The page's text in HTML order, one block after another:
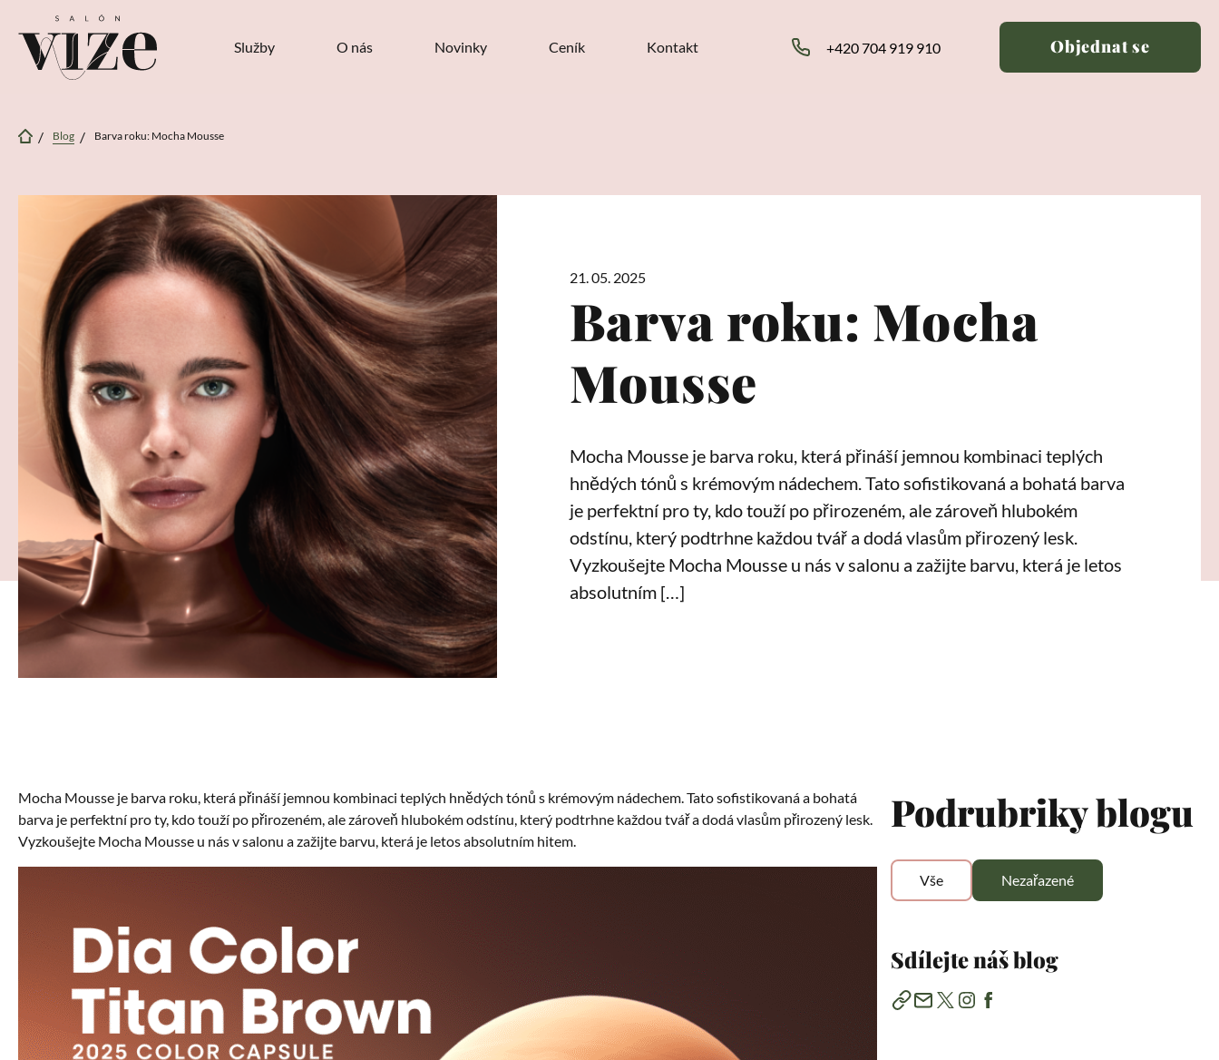
Služby O nás Novinky Ceník Kontakt +420 704 919 910 Objednat se
Blog Barva roku: Mocha Mousse
21. 05. 2025
Barva roku: Mocha
Mousse
Mocha Mousse je barva roku, která přináší jemnou kombinaci teplých
hnědých tónů s krémovým nádechem. Tato sofistikovaná a bohatá barva
je perfektní pro ty, kdo touží po přirozeném, ale zároveň hlubokém
odstínu, který podtrhne každou tvář a dodá vlasům přirozený lesk.
Vyzkoušejte Mocha Mousse u nás v salonu a zažijte barvu, která je letos
absolutním […]
Mocha Mousse je barva roku, která přináší jemnou kombinaci teplých hnědých tónů s krémovým nádechem. Tato sofistikovaná a bohatá
barva je perfektní pro ty, kdo touží po přirozeném, ale zároveň hlubokém odstínu, který podtrhne každou tvář a dodá vlasům přirozený lesk.
Vyzkoušejte Mocha Mousse u nás v salonu a zažijte barvu, která je letos absolutním hitem.
Podrubriky blogu
Vše Nezařazené
Sdílejte náš blog